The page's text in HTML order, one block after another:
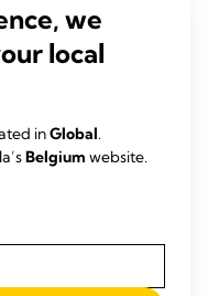
sein et un
également veiller à
un suivi
La collaboration entre
pour veiller à
we
local
inGlobal.
Belgium website.